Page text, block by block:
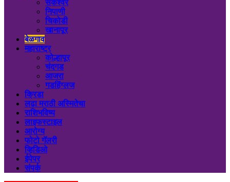
संकेश्वर
निपाणी
चिकोडी
खानापूर
बेळगाव
महाराष्ट्र
कोल्हापूर
चंदगड
आजरा
गडहिंग्लज
क्रिडा
लढा मराठी अस्मितेचा
राशिभविष्य
लाइफस्टाइल
आरोग्य
फोटो गॅलरी
व्हिडिओ
ईपेपर
संपर्क